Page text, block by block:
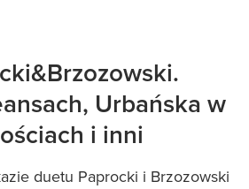
Urbańska w
i inni
duetu Paprocki i Brzozowski